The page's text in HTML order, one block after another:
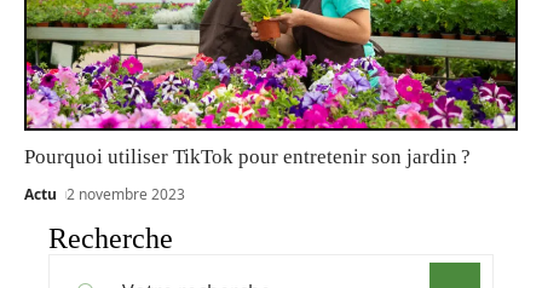
Pourquoi utiliser TikTok pour entretenir son jardin ?
Actu 2 novembre 2023
Recherche